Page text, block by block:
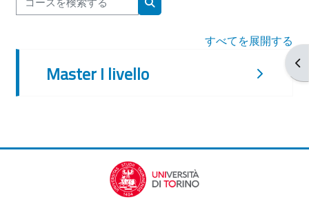
ブ
コースを検索する
すべてを展開する
Master I livello